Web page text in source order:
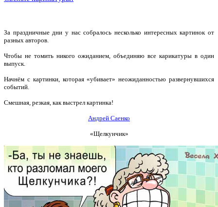
За праздничные дни у нас собралось несколько интересных картинок от
разных авторов.
Чтобы не томить никого ожиданием, объединяю все карикатуры в один
выпуск.
Начнём с картинки, которая «убивает» неожиданностью развернувшихся
событий.
Смешная, резкая, как выстрел картинка!
Андрей Саенко
«Щелкунчик»